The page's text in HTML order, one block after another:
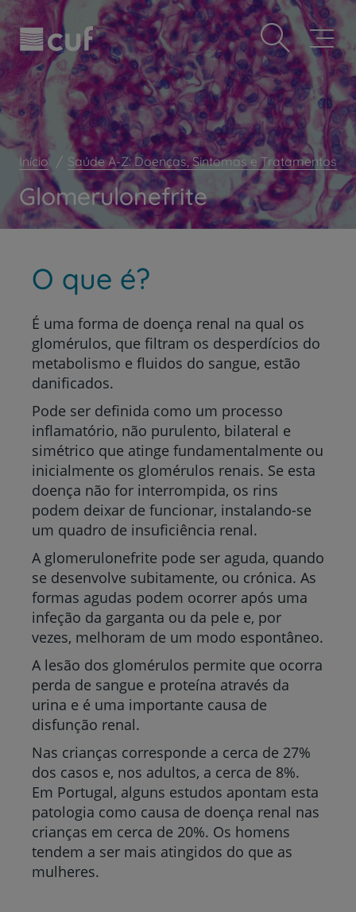
Observação:
este
site
inclui
um
sistema
de
acessibilidade.
Passar
para
o
conteúdo
principal
Prevenção e bem-estar
Grandes Áreas da Saúde
Serviços CUF
Plano +CUF
My CUF
Clientes e acompanhantes
CUF Academic Center
Para profissionais
Contacte-nos
Início Saúde A-Z: Doenças, Sintomas e Tratamentos
Glomerulonefrite
O que é?
É uma forma de doença renal na qual os
glomérulos, que filtram os desperdícios do
metabolismo e fluidos do sangue, estão
danificados.
Pode ser definida como um processo
inflamatório, não purulento, bilateral e
simétrico que atinge fundamentalmente ou
inicialmente os glomérulos renais. Se esta
doença não for interrompida, os rins
podem deixar de funcionar, instalando-se
um quadro de insuficiência renal.
A glomerulonefrite pode ser aguda, quando
se desenvolve subitamente, ou crónica. As
formas agudas podem ocorrer após uma
infeção da garganta ou da pele e, por
vezes, melhoram de um modo espontâneo.
A lesão dos glomérulos permite que ocorra
perda de sangue e proteína através da
urina e é uma importante causa de
disfunção renal.
Nas crianças corresponde a cerca de 27%
dos casos e, nos adultos, a cerca de 8%.
Em Portugal, alguns estudos apontam esta
patologia como causa de doença renal nas
crianças em cerca de 20%. Os homens
tendem a ser mais atingidos do que as
mulheres.